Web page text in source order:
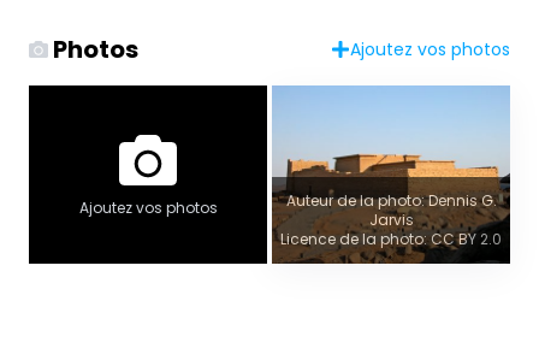
Photos Ajoutez vos photos
Ajoutez vos photos
Auteur de la photo: Dennis G.
Jarvis
Licence de la photo: CC BY 2.0